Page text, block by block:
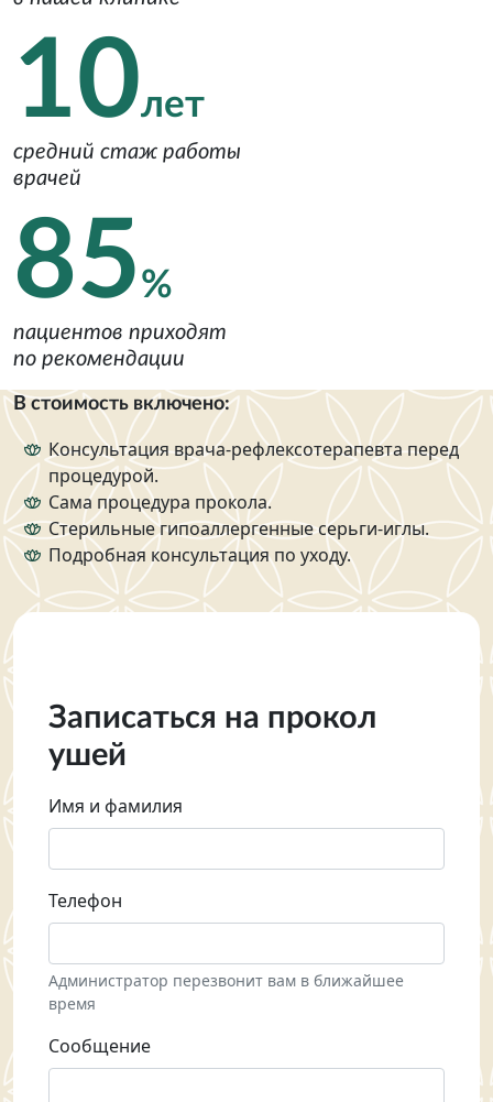
10лет
средний стаж работы
врачей
85%
пациентов приходят
по рекомендации
Записаться на прокол
ушей
Имя и фамилия
Телефон
Администратор перезвонит вам в ближайшее
время
Сообщение
В стоимость включено:
Консультация врача-рефлексотерапевта перед
процедурой.
Сама процедура прокола.
Стерильные гипоаллергенные серьги-иглы.
Подробная консультация по уходу.